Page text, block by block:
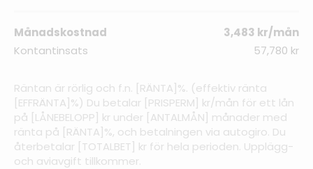
Månadskostnad
3,483 kr/mån
Kontantinsats
57,780 kr
Räntan är rörlig och f.n. [RÄNTA]%. (effektiv ränta
[EFFRÄNTA]%) Du betalar [PRISPERM] kr/mån för ett lån
på [LÅNEBELOPP] kr under [ANTALMÅN] månader med
ränta på [RÄNTA]%, och betalningen via autogiro. Du
återbetalar [TOTALBET] kr för hela perioden. Upplägg-
och aviavgift tillkommer.